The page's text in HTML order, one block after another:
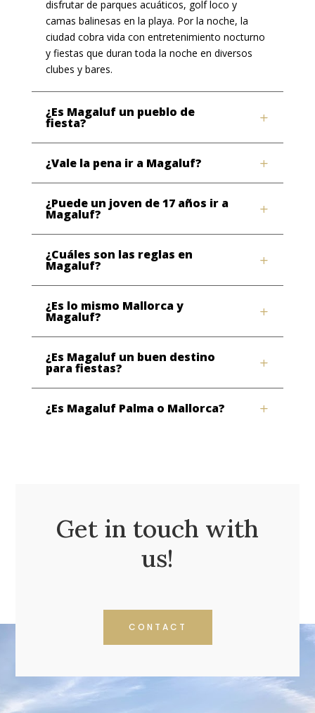
disfrutar de parques acuáticos, golf loco y
camas balinesas en la playa. Por la noche, la
ciudad cobra vida con entretenimiento nocturno
y fiestas que duran toda la noche en diversos
clubes y bares.
¿Es Magaluf un pueblo de
fiesta?
¿Vale la pena ir a Magaluf?
¿Puede un joven de 17 años ir a
Magaluf?
¿Cuáles son las reglas en
Magaluf?
¿Es lo mismo Mallorca y
Magaluf?
¿Es Magaluf un buen destino
para fiestas?
¿Es Magaluf Palma o Mallorca?
Get in touch with
us!
CONTACT